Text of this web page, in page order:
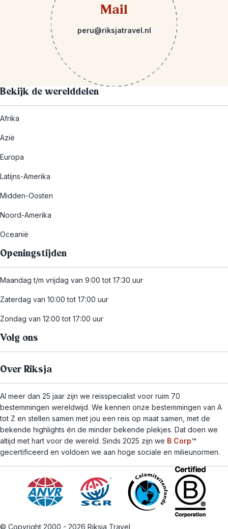
Mail
peru@riksjatravel.nl
Bekijk de werelddelen
Afrika
Azië
Europa
Latijns-Amerika
Midden-Oosten
Noord-Amerika
Oceanië
Openingstijden
Maandag t/m vrijdag van 9:00 tot 17:30 uur
Zaterdag van 10:00 tot 17:00 uur
Zondag van 12:00 tot 17:00 uur
Volg ons
Over Riksja
Al meer dan 25 jaar zijn we reisspecialist voor ruim 70
bestemmingen wereldwijd. We kennen onze bestemmingen van A
tot Z en stellen samen met jou een reis op maat samen, met de
bekende highlights én de minder bekende plekjes. Dat doen we
altijd met hart voor de wereld. Sinds 2025 zijn we B Corp™
gecertificeerd en voldoen we aan hoge sociale en milieunormen.
© Copyright 2000 - 2026 Riksja Travel